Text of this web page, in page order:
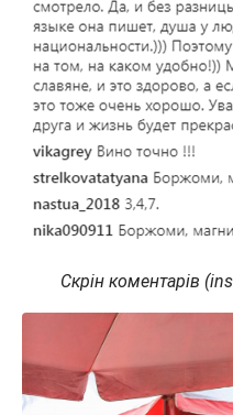
Скрін коментарів